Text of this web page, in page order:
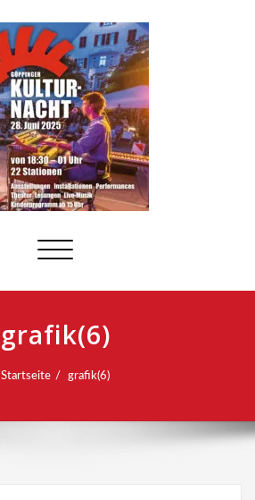
Schalte
grafik(6)
Startseite grafik(6)